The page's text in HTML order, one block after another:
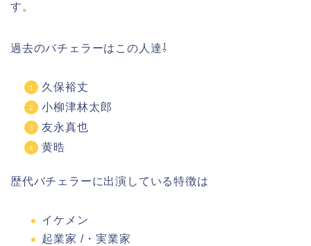
す。
過去のバチェラーはこの人達⇩
久保裕丈
小柳津林太郎
友永真也
黄晧
歴代バチェラーに出演している特徴は
イケメン
起業家 /・実業家